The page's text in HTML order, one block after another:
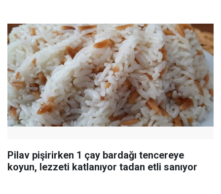
Pilav pişirirken 1 çay bardağı tencereye
koyun, lezzeti katlanıyor tadan etli sanıyor